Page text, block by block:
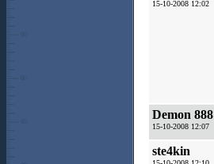
15-10-2008 12:02
Demon 888
15-10-2008 12:07
ste4kin